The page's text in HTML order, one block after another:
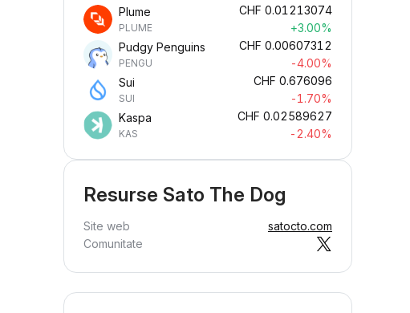
Plume
PLUME
CHF 0.01213074
+3.00%
Pudgy Penguins
PENGU
CHF 0.00607312
-4.00%
Sui
SUI
CHF 0.676096
-1.70%
Kaspa
KAS
CHF 0.02589627
-2.40%
Resurse Sato The Dog
Site web
satocto.com
Comunitate